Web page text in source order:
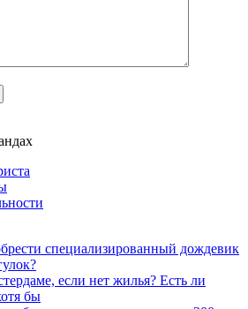
специализированный дождевик
если нет жилья? Есть ли
бы